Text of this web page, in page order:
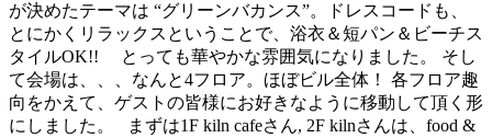
が決めたテーマは “グリーンバカンス”。ドレスコードも、
とにかくリラックスということで、浴衣＆短パン＆ビーチス
タイルOK!! とっても華やかな雰囲気になりました。 そし
て会場は、、、なんと4フロア。ほぼビル全体！ 各フロア趣
向をかえて、ゲストの皆様にお好きなように移動して頂く形
にしました。 まずは1F kiln cafeさん, 2F kilnさんは、food &